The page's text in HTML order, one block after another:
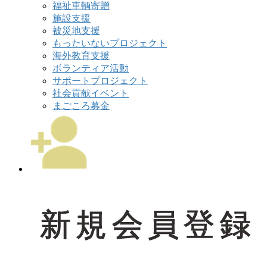
福祉車輌寄贈
施設支援
被災地支援
もったいないプロジェクト
海外教育支援
ボランティア活動
サポートプロジェクト
社会貢献イベント
まごころ募金
新規会員登録